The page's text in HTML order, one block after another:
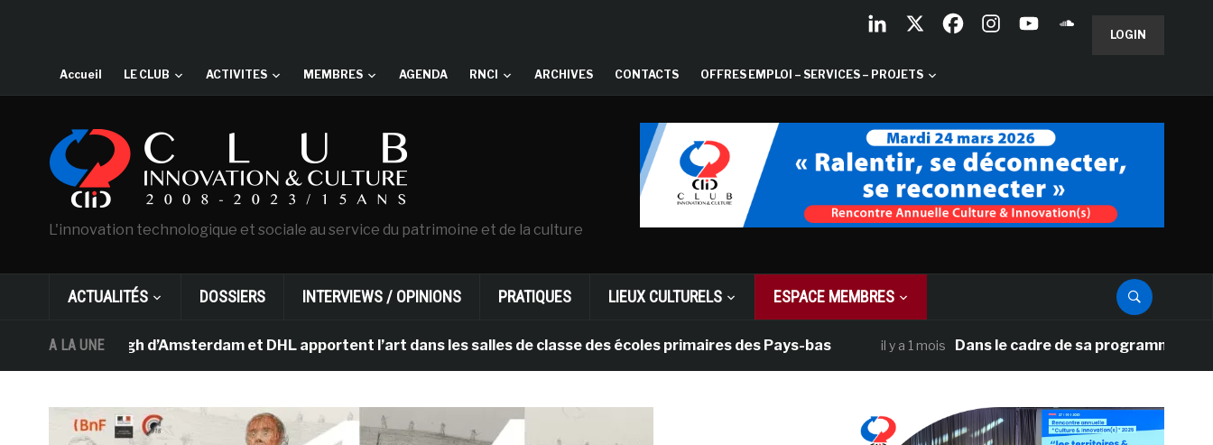
LOGIN
Accueil LE CLUB ACTIVITES MEMBRES AGENDA RNCI ARCHIVES CONTACTS OFFRES EMPLOI – SERVICES – PROJETS
L'innovation technologique et sociale au service du patrimoine et de la culture
ACTUALITÉS DOSSIERS INTERVIEWS / OPINIONS PRATIQUES LIEUX CULTURELS ESPACE MEMBRES
A LA UNE
Van Gogh d’Amsterdam et DHL apportent l’art dans les salles de classe des écoles primaires des Pays-bas il y a 1 mois Dans le cadre de sa programmation